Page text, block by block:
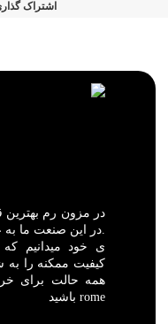
اشتراک
در مزون رم بهترین
.در این صنعت ما به
ی خود میدانیم که
کیفیت ممکنه را به
rome باشید